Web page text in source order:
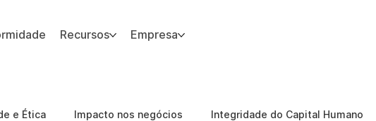
Recursos Empresa
e Ética Impacto nos negócios Integridade do Capital Humano